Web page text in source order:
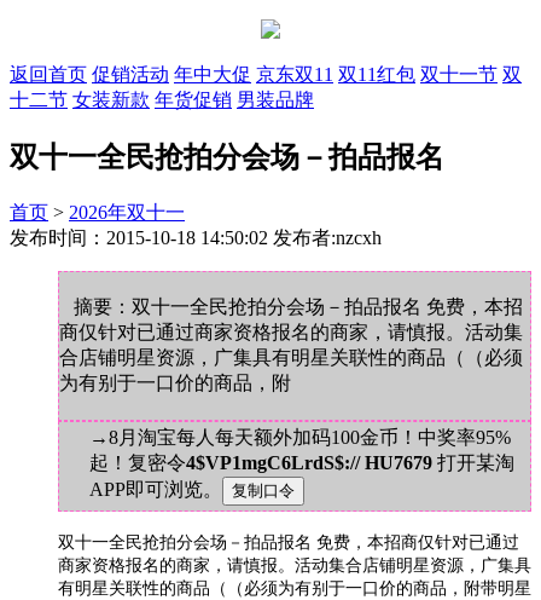
返回首页 促销活动 年中大促 京东双11 双11红包 双十一节 双
十二节 女装新款 年货促销 男装品牌
双十一全民抢拍分会场－拍品报名
首页 > 2026年双十一
发布时间：2015-10-18 14:50:02 发布者:nzcxh
摘要：双十一全民抢拍分会场－拍品报名 免费，本招
商仅针对已通过商家资格报名的商家，请慎报。活动集
合店铺明星资源，广集具有明星关联性的商品（（必须
为有别于一口价的商品，附
→8月淘宝每人每天额外加码100金币！中奖率95%
起！复密令4$VP1mgC6LrdS$:// HU7679 打开某淘
APP即可浏览。
双十一全民抢拍分会场－拍品报名 免费，本招商仅针对已通过
商家资格报名的商家，请慎报。活动集合店铺明星资源，广集具
有明星关联性的商品（（必须为有别于一口价的商品，附带明星